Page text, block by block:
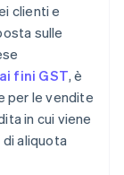
clienti e
sulle
fini GST, è
per le vendite
in cui viene
di aliquota